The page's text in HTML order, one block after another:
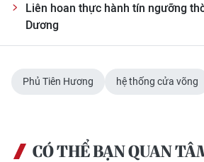
Liên hoan thực hành tín ngưỡng
Dương
Phủ Tiên Hương hệ thống cửa võng
CÓ THỂ BẠN QUAN